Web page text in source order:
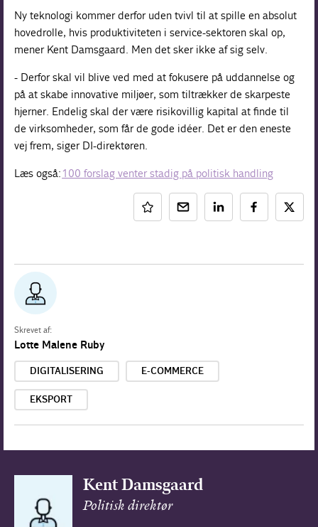
Ny teknologi kommer derfor uden tvivl til at spille en absolut
hovedrolle, hvis produktiviteten i service-sektoren skal op,
mener Kent Damsgaard. Men det sker ikke af sig selv.
- Derfor skal vil blive ved med at fokusere på uddannelse og
på at skabe innovative miljøer, som tiltrækker de skarpeste
hjerner. Endelig skal der være risikovillig kapital at finde til
de virksomheder, som får de gode idéer. Det er den eneste
vej frem, siger DI-direktøren.
Læs også: 100 forslag venter stadig på politisk handling
Skrevet af:
Lotte Malene Ruby
DIGITALISERING E-COMMERCE
EKSPORT
Kent Damsgaard
Politisk direktør